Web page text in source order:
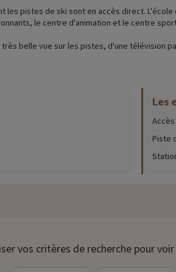
pistes de ski sont en accès direct.
le centre d'animation et le centre
belle vue sur les pistes, d'une télévision
(date d'ouverture, âge pour les club,
de la station mais vous pourrez toutefois
déjeuner livrée à votre appartement.
pistes de ski et de snowboard
Vous préférez une expérience plus calme
notamment des aires de jeux, des
Les
Piste
vos critères de recherche pour